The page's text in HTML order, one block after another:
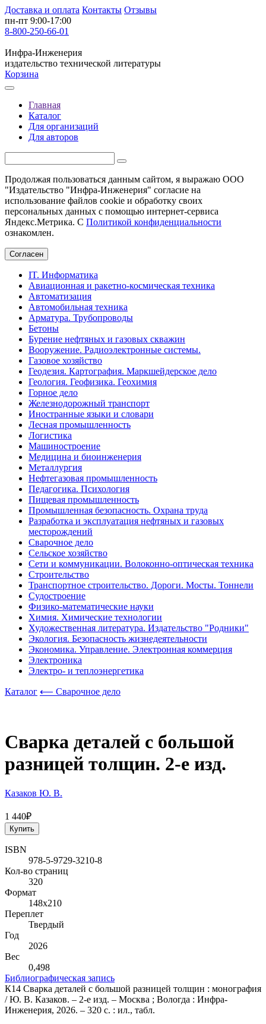
Доставка и оплата Контакты Отзывы
пн-пт 9:00-17:00
8-800-250-66-01
Инфра-Инженерия
издательство технической литературы
Корзина
Главная
Каталог
Для организаций
Для авторов
Продолжая пользоваться данным сайтом, я выражаю ООО
"Издательство "Инфра-Инженерия" согласие на
использование файлов cookie и обработку своих
персональных данных с помощью интернет-сервиса
Яндекс.Метрика. С Политикой конфиденциальности
ознакомлен.
Согласен
IT. Информатика
Авиационная и ракетно-космическая техника
Автоматизация
Автомобильная техника
Арматура. Трубопроводы
Бетоны
Бурение нефтяных и газовых скважин
Вооружение. Радиоэлектронные системы.
Газовое хозяйство
Геодезия. Картография. Маркшейдерское дело
Геология. Геофизика. Геохимия
Горное дело
Железнодорожный транспорт
Иностранные языки и словари
Лесная промышленность
Логистика
Машиностроение
Медицина и биоинженерия
Металлургия
Нефтегазовая промышленность
Педагогика. Психология
Пищевая промышленность
Промышленная безопасность. Охрана труда
Разработка и эксплуатация нефтяных и газовых
месторождений
Сварочное дело
Сельское хозяйство
Сети и коммуникации. Волоконно-оптическая техника
Строительство
Транспортное строительство. Дороги. Мосты. Тоннели
Судостроение
Физико-математические науки
Химия. Химические технологии
Художественная литература. Издательство "Родники"
Экология. Безопасность жизнедеятельности
Экономика. Управление. Электронная коммерция
Электроника
Электро- и теплоэнергетика
Каталог ⟵ Сварочное дело
Сварка деталей с большой
разницей толщин. 2-е изд.
Казаков Ю. В.
1 440₽
Купить
ISBN
978-5-9729-3210-8
Кол-во страниц
320
Формат
148х210
Переплет
Твердый
Год
2026
Вес
0,498
Библиографическая запись
К14 Сварка деталей с большой разницей толщин : монография
/ Ю. В. Казаков. – 2-е изд. – Москва ; Вологда : Инфра-
Инженерия, 2026. – 320 с. : ил., табл.